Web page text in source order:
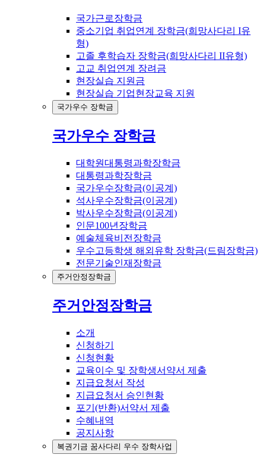
국가근로장학금
중소기업 취업연계 장학금(희망사다리 I유
형)
고졸 후학습자 장학금(희망사다리 II유형)
고교 취업연계 장려금
현장실습 지원금
현장실습 기업현장교육 지원
국가우수 장학금
국가우수 장학금
대학원대통령과학장학금
대통령과학장학금
국가우수장학금(이공계)
석사우수장학금(이공계)
박사우수장학금(이공계)
인문100년장학금
예술체육비전장학금
우수고등학생 해외유학 장학금(드림장학금)
전문기술인재장학금
주거안정장학금
주거안정장학금
소개
신청하기
신청현황
교육이수 및 장학생서약서 제출
지급요청서 작성
지급요청서 승인현황
포기(반환)서약서 제출
수혜내역
공지사항
복권기금 꿈사다리 우수 장학사업